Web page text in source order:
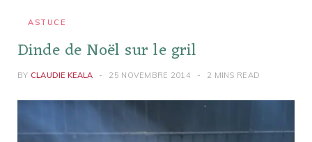
ASTUCE
Dinde de Noël sur le gril
BY CLAUDIE KEALA 25 NOVEMBRE 2014 2 MINS READ